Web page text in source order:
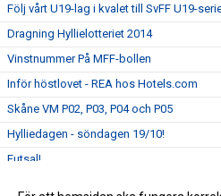
Följ vårt U19-lag i kvalet till SvFF U19-
Dragning Hyllielotteriet 2014
Vinstnummer På MFF-bollen
Inför höstlovet - REA hos Hotels.com
Skåne VM P02, P03, P04 och P05
Hylliedagen - söndagen 19/10!
Futsal!